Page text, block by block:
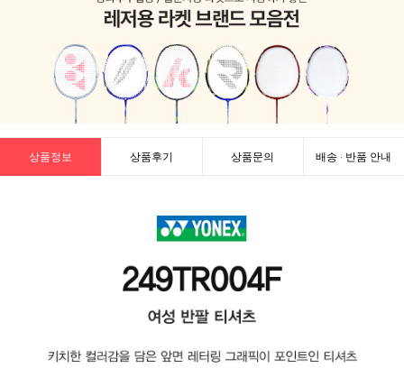
상품정보 상품후기 상품문의 배송 · 반품 안내